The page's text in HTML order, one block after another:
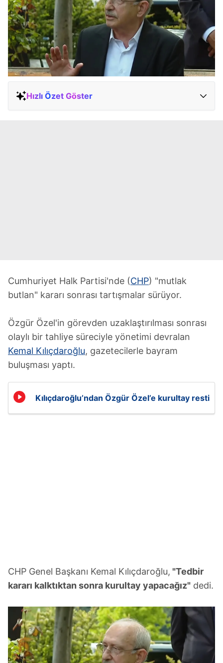
Hızlı Özet Göster
Cumhuriyet Halk Partisi'nde (CHP) "mutlak
butlan" kararı sonrası tartışmalar sürüyor.
Özgür Özel'in görevden uzaklaştırılması sonrası
olaylı bir tahliye süreciyle yönetimi devralan
Kemal Kılıçdaroğlu, gazetecilerle bayram
buluşması yaptı.
Kılıçdaroğlu’ndan Özgür Özel’e kurultay resti
CHP Genel Başkanı Kemal Kılıçdaroğlu, "Tedbir
kararı kalktıktan sonra kurultay yapacağız" dedi.